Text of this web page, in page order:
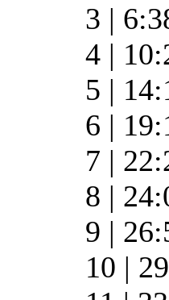
3 |
4 |
5 |
6 |
7 |
8 |
9 |
10 |